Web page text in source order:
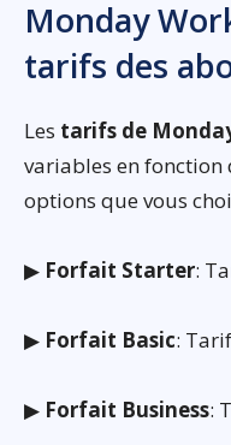
Monday
tarifs des
Les tarifs de
variables en fonction
options que vous
▶ Forfait Starter:
▶ Forfait Basic:
▶ Forfait Business: